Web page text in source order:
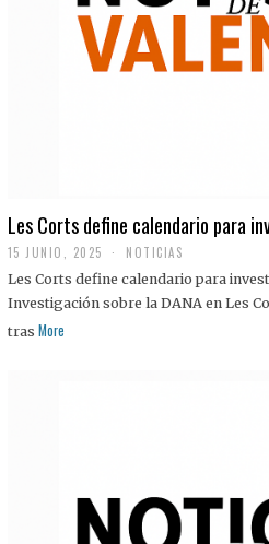
Les Corts define calendario para
15 JUNIO, 2025 NOTICIAS
Les Corts define calendario para
Investigación sobre la DANA en Les
tras More